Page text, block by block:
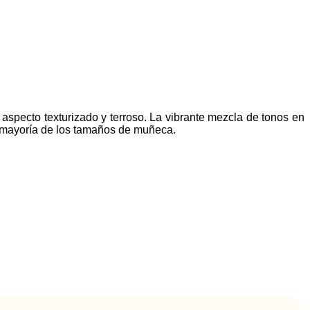
texturizado y terroso. La vibrante mezcla de tonos en
de los tamaños de muñeca.